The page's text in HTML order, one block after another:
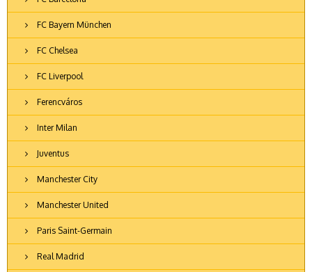
FC Bayern München
FC Chelsea
FC Liverpool
Ferencváros
Inter Milan
Juventus
Manchester City
Manchester United
Paris Saint-Germain
Real Madrid